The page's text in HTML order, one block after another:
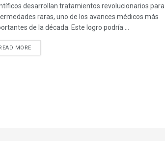
desarrollan tratamientos revolucionarios para
raras, uno de los avances médicos más
de la década. Este logro podría ...
READ MORE